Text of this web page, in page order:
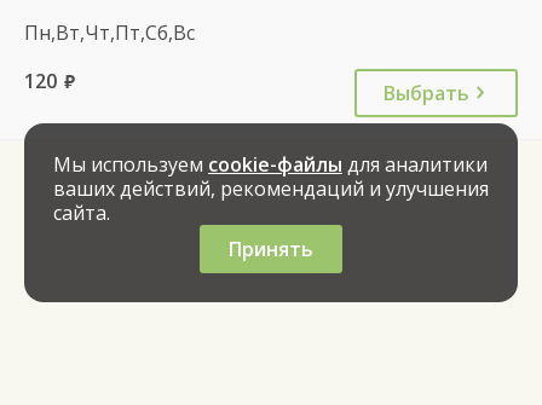
Пн,Вт,Чт,Пт,Сб,Вс
120 руб. Выбрать
Мы используем cookie-файлы для аналитики
ваших действий, рекомендаций и улучшения
сайта.
Принять